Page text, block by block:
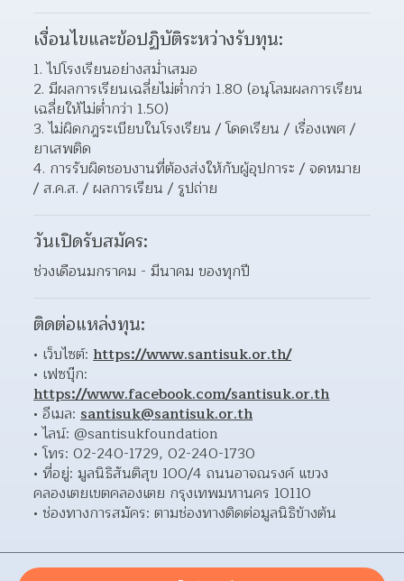
เงื่อนไขและข้อปฏิบัติระหว่างรับทุน:
ไปโรงเรียนอย่างสม่ำเสมอ
มีผลการเรียนเฉลี่ยไม่ต่ำกว่า 1.80 (อนุโลมผลการเรียน
เฉลี่ยให้ไม่ต่ำกว่า 1.50)
ไม่ผิดกฎระเบียบในโรงเรียน / โดดเรียน / เรื่องเพศ /
ยาเสพติด
การรับผิดชอบงานที่ต้องส่งให้กับผู้อุปการะ / จดหมาย
/ ส.ค.ส. / ผลการเรียน / รูปถ่าย
วันเปิดรับสมัคร:
ช่วงเดือนมกราคม - มีนาคม ของทุกปี
ติดต่อแหล่งทุน:
เว็บไซต์: https://www.santisuk.or.th/
https://www.facebook.com/santisuk.or.th
อีเมล: santisuk@santisuk.or.th
ไลน์: @santisukfoundation
โทร: 02-240-1729, 02-240-1730
ที่อยู่: มูลนิธิสันติสุข 100/4 ถนนอาจณรงค์ แขวง
คลองเตยเขตคลองเตย กรุงเทพมหานคร 10110
ช่องทางการสมัคร: ตามช่องทางติดต่อมูลนิธิข้างต้น